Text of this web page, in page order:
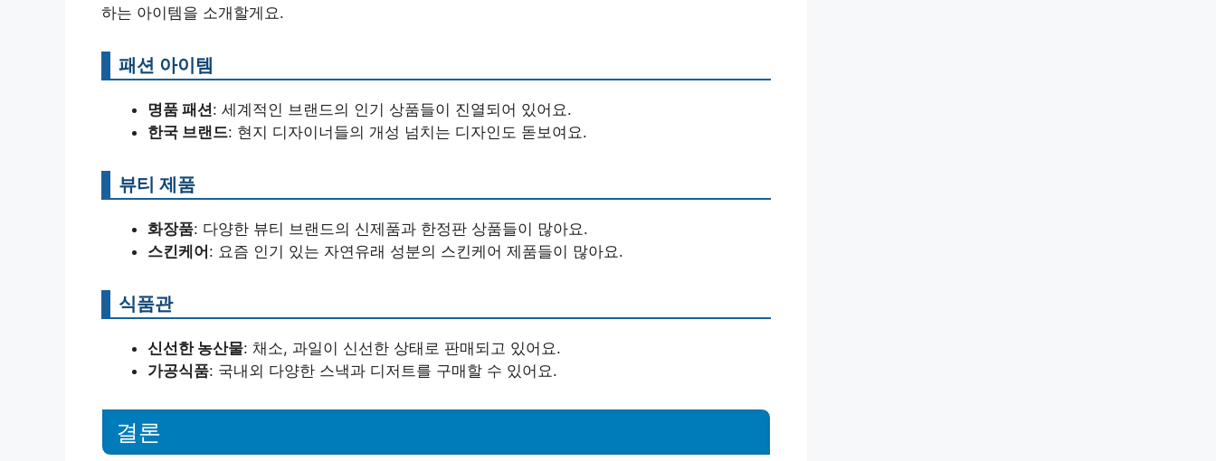
하는 아이템을 소개할게요.
패션 아이템
명품 패션: 세계적인 브랜드의 인기 상품들이 진열되어 있어요.
한국 브랜드: 현지 디자이너들의 개성 넘치는 디자인도 돋보여요.
뷰티 제품
화장품: 다양한 뷰티 브랜드의 신제품과 한정판 상품들이 많아요.
스킨케어 : 요즘 인기 있는 자연유래 성분의 스킨케어 제품들이 많아요.
식품관
신선한 농산물: 채소, 과일이 신선한 상태로 판매되고 있어요.
가공식품: 국내외 다양한 스낵과 디저트를 구매할 수 있어요.
결론